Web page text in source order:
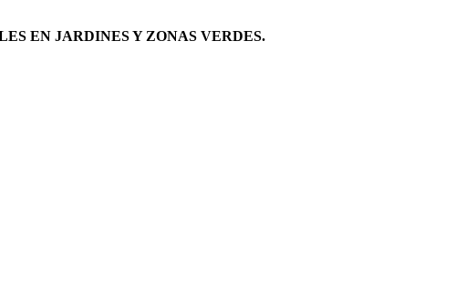
EN JARDINES Y ZONAS VERDES.